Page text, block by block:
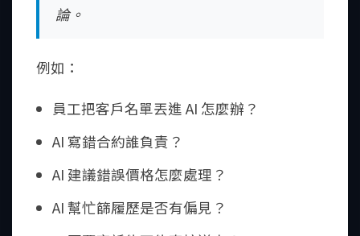
論。
例如：
員工把客戶名單丟進 AI 怎麼辦？
AI 寫錯合約誰負責？
AI 建議錯誤價格怎麼處理？
AI 幫忙篩履歷是否有偏見？